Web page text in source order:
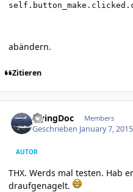
abändern.
Zitieren
FlyingDoc Members
Geschrieben January 7,
AUTOR
THX. Werds mal testen. Hab
draufgenagelt.